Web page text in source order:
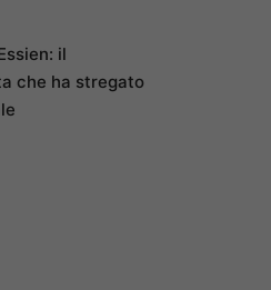
il
che ha stregato